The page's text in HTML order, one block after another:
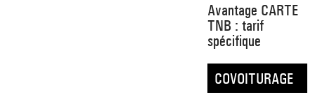
Avantage CARTE
TNB : tarif
spécifique
COVOITURAGE